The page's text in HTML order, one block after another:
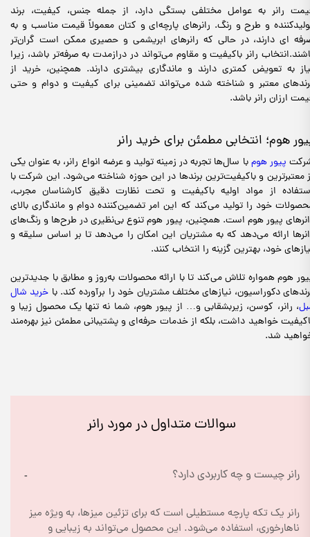
رانر به عوامل مختلفی بستگی دارد، از جمله جنس، کیفیت، برند
و طرح و رنگ. رانرهای پارچه‌ای و کتان معمولاً قیمت مناسب‌ و به
ای دارند، در حالی که رانرهای ابریشمی و حصیری ممکن است گران‌تر
رانر باکیفیت و مقاوم می‌تواند در درازمدت به صرفه‌تر باشد، زیرا
به تعویض کمتری دارند و ماندگاری بیشتری دارند. همچنین، خرید از
معتبر و شناخته شده می‌تواند تضمینی برای کیفیت و دوام و حتی
ارزان رانر باشد.
هوم؛ انتخابی مطمئن برای خرید رانر
پیور هومبا سال‌ها تجربه در زمینه تولید و عرضه انواع رانر، به عنوان یکی
معتبرترین و باکیفیت‌ترین برندها در این حوزه شناخته می‌شود. این شرکت با
از مواد اولیه باکیفیت و تحت نظارت دقیق کارشناسان مجرب،
خود را تولید می‌کند که این امر تضمین‌کننده دوام و ماندگاری بالای
پیور هوم است. همچنین، پیور هوم تنوع بی‌نظیری در طرح‌ها و رنگ‌های
ارائه می‌دهد که به مشتریان این امکان را می‌دهد تا بر اساس سلیقه و
خود، بهترین گزینه را انتخاب کنند.
هوم همواره تلاش می‌کند تا با ارائه محصولات به‌روز و مطابق با جدیدترین
دکوراسیون، نیازهای مختلف مشتریان خود را برآورده کند. با خرید شال
، رانر، کوسن، زیربشقابی و… از پیور هوم، شما نه تنها یک محصول زیبا و
خواهید داشت، بلکه از خدمات حرفه‌ای و پشتیبانی مطمئن نیز بهره‌مند
شد.
سوالات متداول در مورد رانر
رانر چیست و چه کاربردی دارد؟